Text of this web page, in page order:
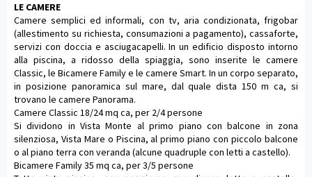
LE CAMERE
Camere semplici ed informali, con tv, aria condizionata, frigobar
(allestimento su richiesta, consumazioni a pagamento), cassaforte,
servizi con doccia e asciugacapelli. In un edificio disposto intorno
alla piscina, a ridosso della spiaggia, sono inserite le camere
Classic, le Bicamere Family e le camere Smart. In un corpo separato,
in posizione panoramica sul mare, dal quale dista 150 m ca, si
trovano le camere Panorama.
Camere Classic 18/24 mq ca, per 2/4 persone
Si dividono in Vista Monte al primo piano con balcone in zona
silenziosa, Vista Mare o Piscina, al primo piano con piccolo balcone
o al piano terra con veranda (alcune quadruple con letti a castello).
Bicamere Family 35 mq ca, per 3/5 persone